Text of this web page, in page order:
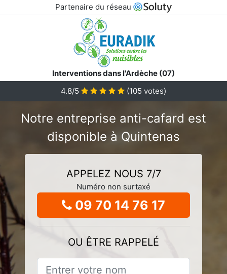
Partenaire du réseau
Interventions dans l'Ardèche (07)
4.8/5
(105 votes)
Notre entreprise anti-cafard est
disponible à Quintenas
APPELEZ NOUS 7/7
Numéro non surtaxé
09 70 14 76 17
OU ÊTRE RAPPELÉ